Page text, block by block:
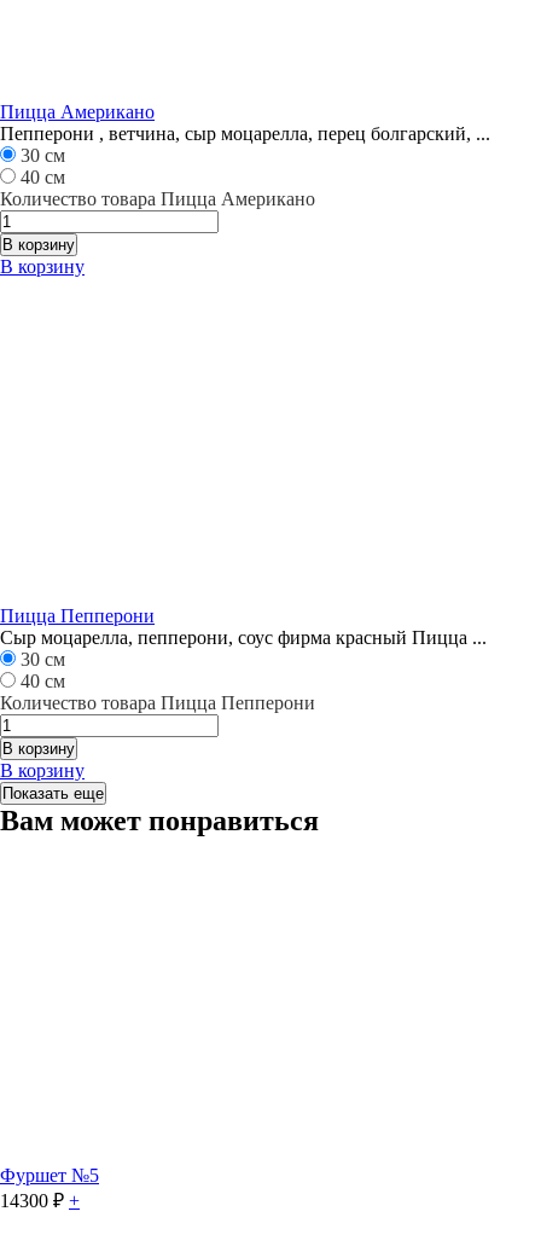
Пицца Американо
Пепперони , ветчина, сыр моцарелла, перец болгарский, ...
30 см
40 см
Количество товара Пицца Американо
В корзину
В корзину
Пицца Пепперони
Сыр моцарелла, пепперони, соус фирма красный Пицца ...
30 см
40 см
Количество товара Пицца Пепперони
В корзину
В корзину
Показать еще
Вам может понравиться
Фуршет №5
14300 ₽ +